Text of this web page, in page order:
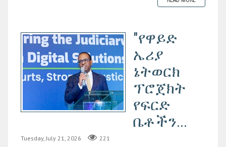
"የዋይድ
ኤሪያ
ኔትወርክ
ፕሮጀክት
የፍርድ
ቤቶችን...
Tuesday, July 21, 2026 221